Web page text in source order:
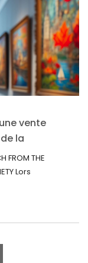
vente
la
du
FROM THE
Lors